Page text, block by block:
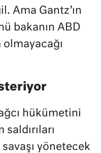
Ama Gantz’ın
bakanın ABD
hükümetini
yönetecek